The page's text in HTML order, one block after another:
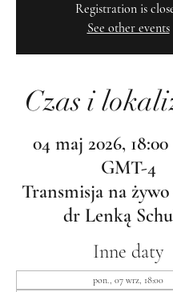
Registration is
See other events
Czas i
04 maj 2026, 18:00
GMT-4
Transmisja na
dr Lenką
Inne daty
pon., 07 wrz, 18:00